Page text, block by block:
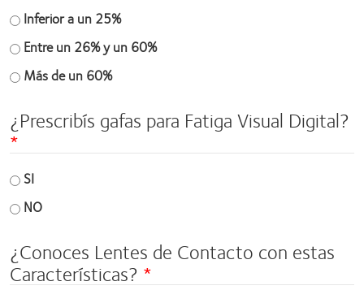
Inferior a un 25%
Entre un 26% y un 60%
Más de un 60%
¿Prescribís gafas para Fatiga Visual Digital?
SI
NO
¿Conoces Lentes de Contacto con estas
Características?